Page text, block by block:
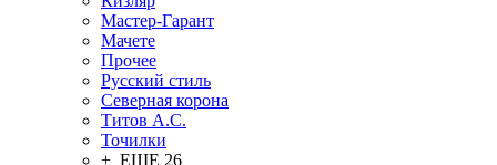
Мастер-Гарант
Мачете
Прочее
Русский стиль
Северная корона
Титов А.С.
Точилки
+ ЕЩЕ 26